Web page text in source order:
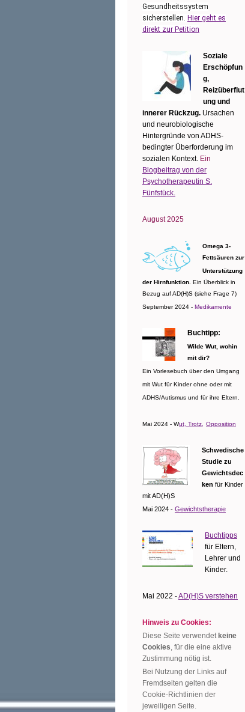
Gesundheitssystem
sicherstellen. Hier geht es
direkt zur Petition
Soziale
Erschöpfun
g,
Reizüberflut
ung und
innerer Rückzug. Ursachen
und neurobiologische
Hintergründe von ADHS-
bedingter Überforderung im
sozialen Kontext. Ein
Blogbeitrag von der
Psychotherapeutin S.
Fünfstück.
August 2025
Omega 3-
Fettsäuren zur
Unterstützung
der Hirnfunktion. Ein Überblick in
Bezug auf AD(H)S (siehe Frage 7)
September 2024 - Medikamente
Buchtipp:
Wilde Wut, wohin
mit dir?
Ein Vorlesebuch über den Umgang
mit Wut für Kinder ohne oder mit
ADHS/Autismus und für ihre Eltern.
Mai 2024 - Wut, Trotz, Opposition
Schwedische
Studie zu
Gewichtsdec
ken für Kinder
mit AD(H)S
Mai 2024 - Gewichtstherapie
Buchtipps
für Eltern,
Lehrer und
Kinder.
Mai 2022 -AD(H)S verstehen
Hinweis zu Cookies:
Diese Seite verwendetkeine
Cookies, für die eine aktive
Zustimmung nötig ist.
Bei Nutzung der Links auf
Fremdseiten gelten die
Cookie-Richtlinien der
jeweiligen Seite.